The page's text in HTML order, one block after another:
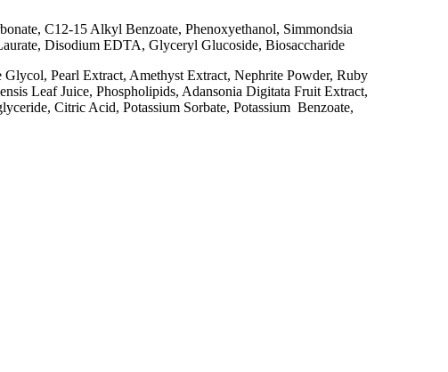
C12-15 Alkyl Benzoate, Phenoxyethanol, Simmondsia
Disodium EDTA, Glyceryl Glucoside, Biosaccharide
Pearl Extract, Amethyst Extract, Nephrite Powder, Ruby
Leaf Juice, Phospholipids, Adansonia Digitata Fruit Extract,
Citric Acid, Potassium Sorbate, Potassium Benzoate,